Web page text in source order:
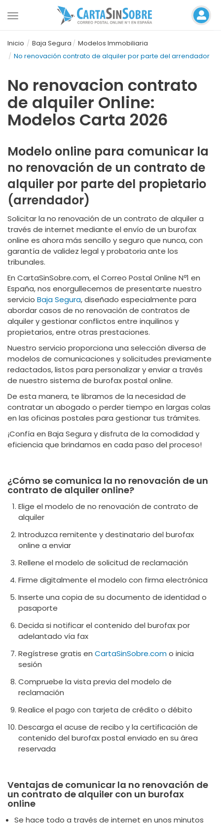
Toggle
Inicio Baja Segura
Modelos Immobiliaria
No renovación contrato de alquiler por parte del arrendador
No renovacion contrato
de alquiler Online:
Modelos Carta 2026
Modelo online para comunicar la
no renovación de un contrato de
alquiler por parte del propietario
(arrendador)
Solicitar la no renovación de un contrato de alquiler a
través de internet mediante el envío de un burofax
online es ahora más sencillo y seguro que nunca, con
garantía de validez legal y probatoria ante los
tribunales.
En CartaSinSobre.com, el Correo Postal Online Nº1 en
España, nos enorgullecemos de presentarte nuestro
servicio Baja Segura, diseñado especialmente para
abordar casos de no renovación de contratos de
alquiler y gestionar conflictos entre inquilinos y
propietarios, entre otras prestaciones.
Nuestro servicio proporciona una selección diversa de
modelos de comunicaciones y solicitudes previamente
redactados, listos para personalizar y enviar a través
de nuestro sistema de burofax postal online.
De esta manera, te libramos de la necesidad de
contratar un abogado o perder tiempo en largas colas
en las oficinas postales para gestionar tus trámites.
¡Confía en Baja Segura y disfruta de la comodidad y
eficiencia que brindamos en cada paso del proceso!
¿Cómo se comunica la no renovación de un
contrato de alquiler online?
Elige el modelo de no renovación de contrato de
alquiler
Introduzca remitente y destinatario del burofax
online a enviar
Rellene el modelo de solicitud de reclamación
Firme digitalmente el modelo con firma electrónica
Inserte una copia de su documento de identidad o
pasaporte
Decida si notificar el contenido del burofax por
adelantado vía fax
Regístrese gratis en CartaSinSobre.como inicia
sesión
Compruebe la vista previa del modelo de
reclamación
Realice el pago con tarjeta de crédito o débito
Descarga el acuse de recibo y la certificación de
contenido del burofax postal enviado en su área
reservada
Ventajas de comunicar la no renovación de
un contrato de alquiler con un burofax
online
Se hace todo a través de internet en unos minutos